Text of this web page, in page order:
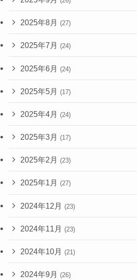
2025年8月 (27)
2025年7月 (24)
2025年6月 (24)
2025年5月 (17)
2025年4月 (24)
2025年3月 (17)
2025年2月 (23)
2025年1月 (27)
2024年12月 (23)
2024年11月 (23)
2024年10月 (21)
2024年9月 (26)